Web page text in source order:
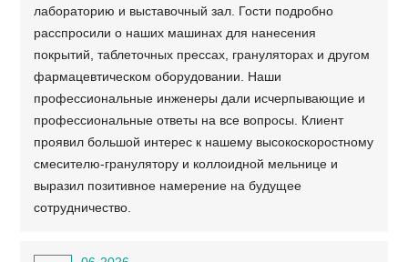
лабораторию и выставочный зал. Гости подробно
расспросили о наших машинах для нанесения
покрытий, таблеточных прессах, грануляторах и другом
фармацевтическом оборудовании. Наши
профессиональные инженеры дали исчерпывающие и
профессиональные ответы на все вопросы. Клиент
проявил большой интерес к нашему высокоскоростному
смесителю-гранулятору и коллоидной мельнице и
выразил позитивное намерение на будущее
сотрудничество.